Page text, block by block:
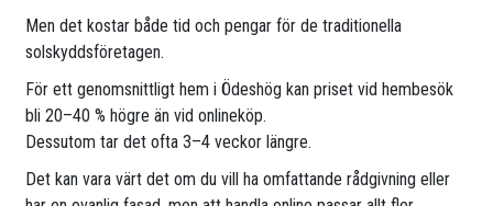
Men det kostar både tid och pengar för de traditionella
solskyddsföretagen.
För ett genomsnittligt hem i Ödeshög kan priset vid hembesök
bli 20–40 % högre än vid onlineköp.
Dessutom tar det ofta 3–4 veckor längre.
Det kan vara värt det om du vill ha omfattande rådgivning eller